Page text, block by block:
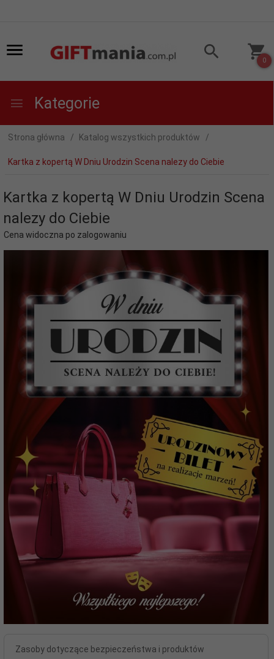
0
Kategorie
Strona główna Katalog wszystkich produktów
Kartka z kopertą W Dniu Urodzin Scena nalezy do Ciebie
Kartka z kopertą W Dniu Urodzin Scena
nalezy do Ciebie
Cena widoczna po zalogowaniu
Zasoby dotyczące bezpieczeństwa i produktów